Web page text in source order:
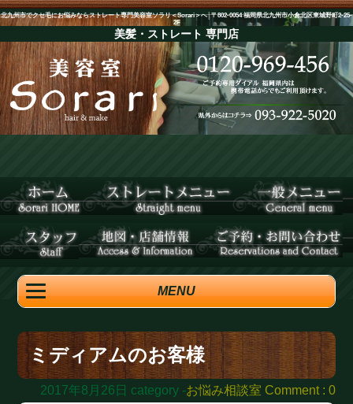
北九州市でクセ毛にお悩みならストレート専門美容室ソラリ＜Sorari＞へ│〒802-0054 福岡県北九州市小倉北区東城野町2-25-
2F
美髪・ストレート 専門店
MENU
ミディアムのお客様
2017年8月26日 category -お悩み相談室 Comment : 0